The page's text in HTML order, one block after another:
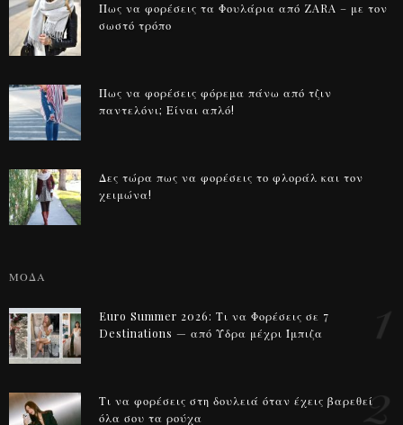
Πως να φορέσεις τα Φουλάρια από ZARA – με τον
σωστό τρόπο
Πως να φορέσεις φόρεμα πάνω από τζιν
παντελόνι; Είναι απλό!
Δες τώρα πως να φορέσεις το φλοράλ και τον
χειμώνα!
ΜΟΔΑ
Euro Summer 2026: Τι να Φορέσεις σε 7
Destinations — από Ύδρα μέχρι Ίμπιζα
Τι να φορέσεις στη δουλειά όταν έχεις βαρεθεί
όλα σου τα ρούχα
2